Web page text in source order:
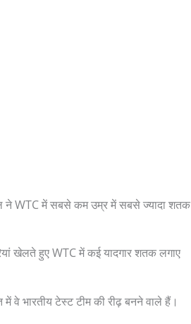
ने WTC में सबसे कम उम्र में सबसे ज्यादा शतक
खेलते हुए WTC में कई यादगार शतक लगाए
वे भारतीय टेस्ट टीम की रीढ़ बनने वाले हैं।